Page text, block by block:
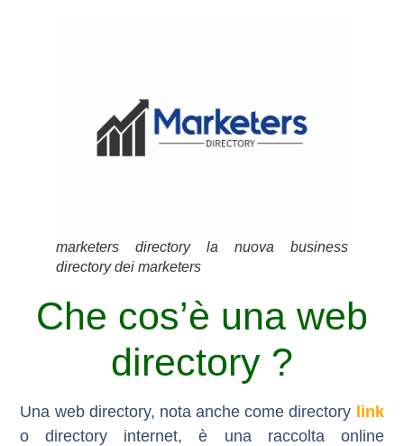
marketers directory la nuova business
directory dei marketers
Che cos’è una web
directory ?
Una web directory, nota anche come directory link
o directory internet, è una raccolta online